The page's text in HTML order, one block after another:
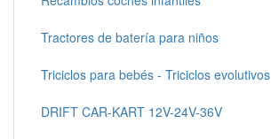
Tractores de batería para niños
Triciclos para bebés - Triciclos evolutivos
DRIFT CAR-KART 12V-24V-36V